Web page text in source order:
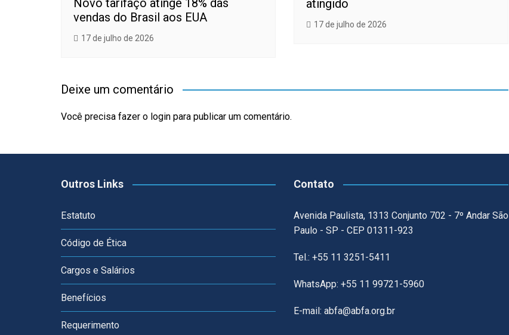
Novo tarifaço atinge 18% das
vendas do Brasil aos EUA
17 de julho de 2026
atingido
17 de julho de 2026
Deixe um comentário
Você precisa fazer o login para publicar um comentário.
Outros Links
Estatuto
Código de Ética
Cargos e Salários
Benefícios
Requerimento
Contato
Avenida Paulista, 1313 Conjunto 702 - 7º Andar São
Paulo - SP - CEP 01311-923
Tel.: +55 11 3251-5411
WhatsApp: +55 11 99721-5960
E-mail: abfa@abfa.org.br